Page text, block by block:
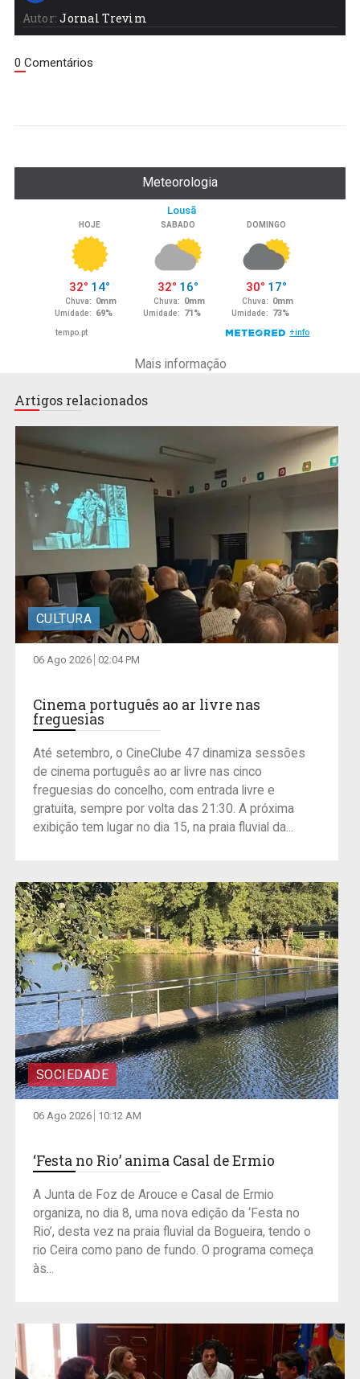
Autor: Jornal Trevim
0 Comentários
Meteorologia
Mais informação
Artigos relacionados
CULTURA
06 Ago 2026 02:04 PM
Cinema português ao ar livre nas
freguesias
Até setembro, o CineClube 47 dinamiza sessões
de cinema português ao ar livre nas cinco
freguesias do concelho, com entrada livre e
gratuita, sempre por volta das 21:30. A próxima
exibição tem lugar no dia 15, na praia fluvial da...
SOCIEDADE
06 Ago 2026 10:12 AM
‘Festa no Rio’ anima Casal de Ermio
A Junta de Foz de Arouce e Casal de Ermio
organiza, no dia 8, uma nova edição da ‘Festa no
Rio’, desta vez na praia fluvial da Bogueira, tendo o
rio Ceira como pano de fundo. O programa começa
às...